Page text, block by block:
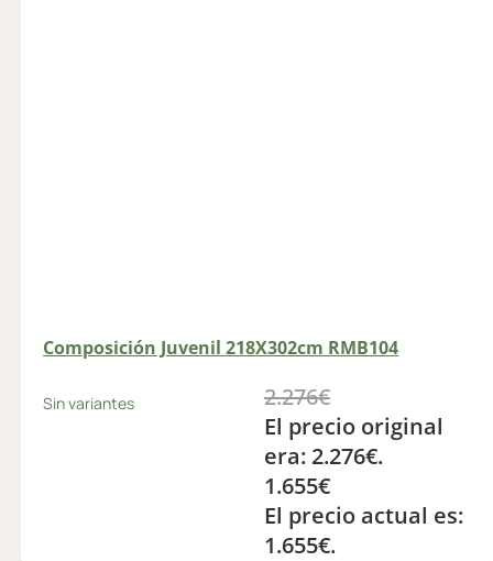
Composición Juvenil 218X302cm RMB104
Sin variantes 2.276€
El precio original
era: 2.276€.
1.655€
El precio actual es:
1.655€.